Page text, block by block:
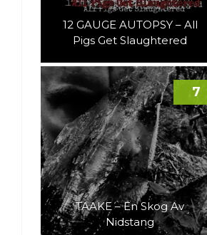
12 GAUGE AUTOPSY – All
Pigs Get Slaughtered
TAAKE – En Skog Av
Nidstang
7